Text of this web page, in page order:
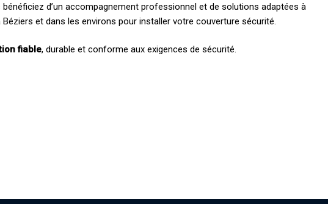
bénéficiez d’un accompagnement professionnel et de solutions adaptées à
et dans les environs pour installer votre couverture sécurité.
fiable, durable et conforme aux exigences de sécurité.